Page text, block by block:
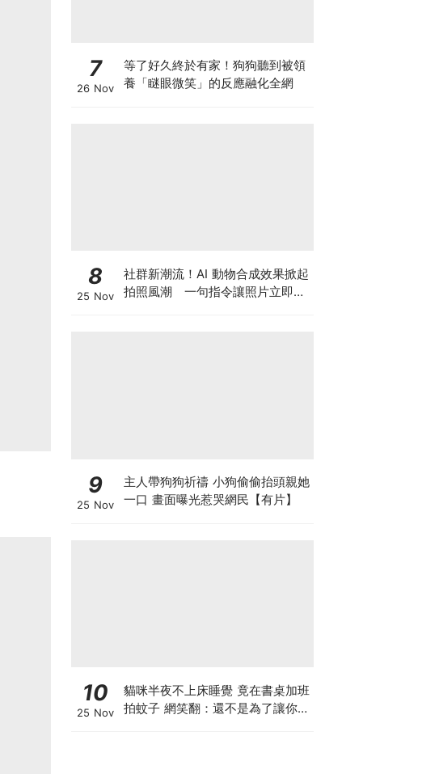
7
26 Nov
等了好久終於有家！狗狗聽到被領
養「瞇眼微笑」的反應融化全網
8
25 Nov
社群新潮流！AI 動物合成效果掀起
拍照風潮 一句指令讓照片立即升
9
25 Nov
主人帶狗狗祈禱 小狗偷偷抬頭親她
一口 畫面曝光惹哭網民【有片】
10
25 Nov
貓咪半夜不上床睡覺 竟在書桌加班
拍蚊子 網笑翻：還不是為了讓你睡